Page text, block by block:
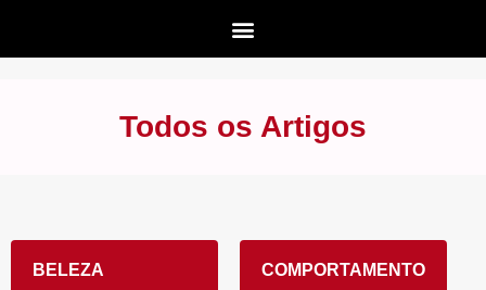
Todos os Artigos
BELEZA COMPORTAMENTO